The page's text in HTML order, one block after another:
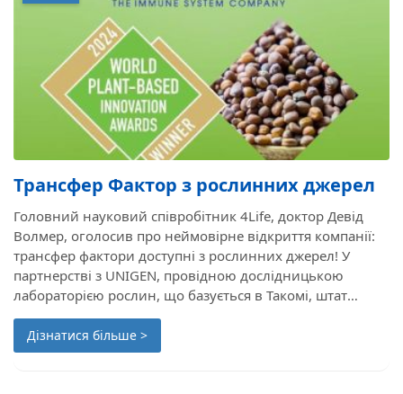
Трансфер Фактор з рослинних джерел
Головний науковий співробітник 4Life, доктор Девід
Волмер, оголосив про неймовірне відкриття компанії:
трансфер фактори доступні з рослинних джерел! У
партнерстві з UNIGEN, провідною дослідницькою
лабораторією рослин, що базується в Такомі, штат
Вашингтон, наукова команда 4Life дослідила сотні
видів рослин з усього світу. В рамках цього
дослідження було виявлено природні пептиди та інші
Дізнатися більше >